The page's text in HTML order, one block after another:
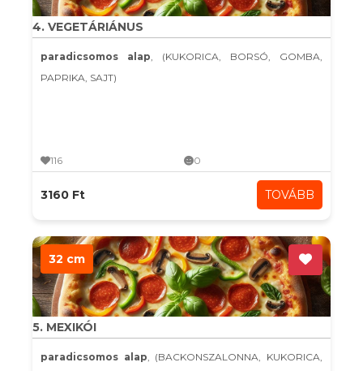
4. VEGETÁRIÁNUS
paradicsomos alap, (KUKORICA, BORSÓ, GOMBA,
PAPRIKA, SAJT)
116 0
3160 Ft TOVÁBB
32 cm
5. MEXIKÓI
paradicsomos alap, (BACKONSZALONNA, KUKORICA,